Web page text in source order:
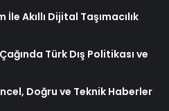
İle Akıllı Dijital Taşımacılık
Türk Dış Politikası ve
Doğru ve Teknik Haberler